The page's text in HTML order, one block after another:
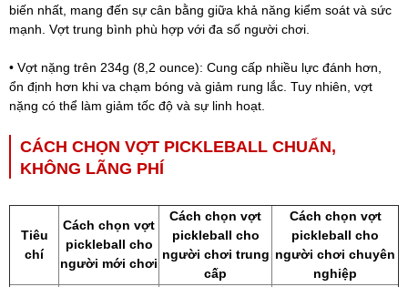
biến nhất, mang đến sự cân bằng giữa khả năng kiểm soát và sức
mạnh. Vợt trung bình phù hợp với đa số người chơi.
• Vợt nặng trên 234g (8,2 ounce): Cung cấp nhiều lực đánh hơn,
ổn định hơn khi va chạm bóng và giảm rung lắc. Tuy nhiên, vợt
nặng có thể làm giảm tốc độ và sự linh hoạt.
CÁCH CHỌN VỢT PICKLEBALL CHUẨN,
KHÔNG LÃNG PHÍ
Tiêu
chí
Cách chọn vợt
pickleball cho
người mới chơi
Cách chọn vợt
pickleball cho
người chơi trung
cấp
Cách chọn vợt
pickleball cho
người chơi chuyên
nghiệp